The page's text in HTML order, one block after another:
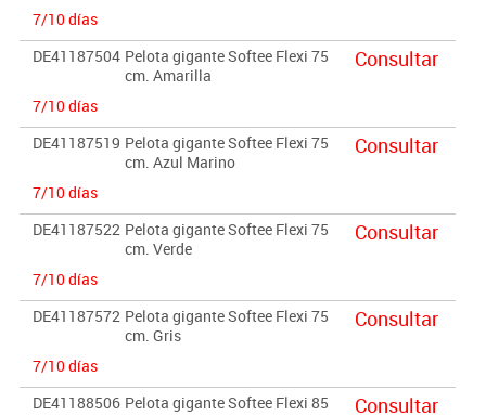
7/10 días
DE41187504 Pelota gigante Softee Flexi 75
cm. Amarilla
7/10 días
Consultar
DE41187519 Pelota gigante Softee Flexi 75
cm. Azul Marino
7/10 días
Consultar
DE41187522 Pelota gigante Softee Flexi 75
cm. Verde
7/10 días
Consultar
DE41187572 Pelota gigante Softee Flexi 75
cm. Gris
7/10 días
Consultar
DE41188506 Pelota gigante Softee Flexi 85
Consultar